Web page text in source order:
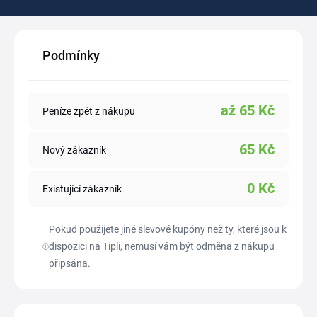
Podmínky
Peníze zpět z nákupu až 65 Kč
Nový zákazník 65 Kč
Existující zákazník 0 Kč
Pokud použijete jiné slevové kupóny než ty, které jsou k
dispozici na Tipli, nemusí vám být odměna z nákupu
připsána.